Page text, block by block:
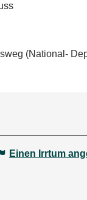
(National-
Einen Irrtum